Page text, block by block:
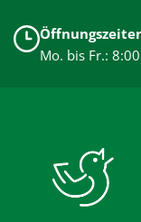
Mo. bis Fr.: